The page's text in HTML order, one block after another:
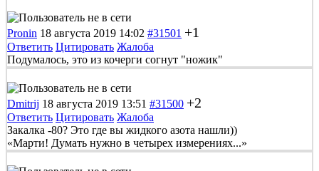
Pronin 18 августа 2019 14:02 #31501 +1
Ответить Цитировать Жалоба
Подумалось, это из кочерги согнут "ножик"
Dmitrij 18 августа 2019 13:51 #31500 +2
Ответить Цитировать Жалоба
Закалка -80? Это где вы жидкого азота нашли))
«Марти! Думать нужно в четырех измерениях...»